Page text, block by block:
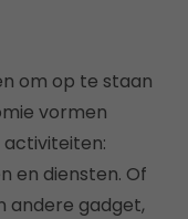
om op te staan
vormen
en diensten. Of
andere gadget,